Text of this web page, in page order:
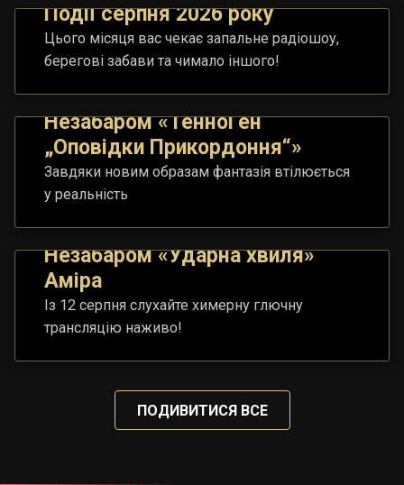
Події серпня 2026 року
Цього місяця вас чекає запальне радіошоу,
берегові забави та чимало іншого!
Незабаром «ТенноҐен
„Оповідки Прикордоння“»
Завдяки новим образам фантазія втілюється
у реальність
Незабаром «Ударна хвиля»
Аміра
Із 12 серпня слухайте химерну глючну
трансляцію наживо!
ПОДИВИТИСЯ ВСЕ